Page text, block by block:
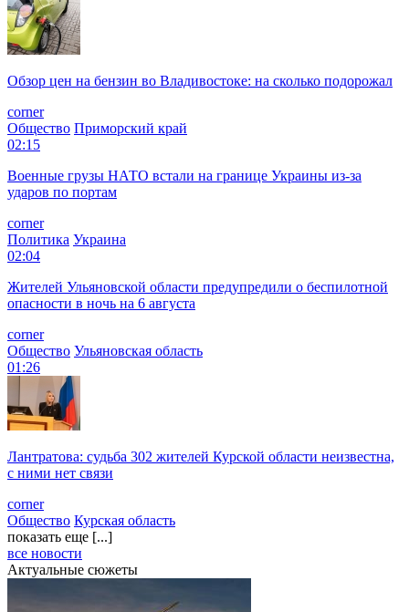
Обзор цен на бензин во Владивостоке: на сколько подорожал
corner
Общество Приморский край
02:15
Военные грузы НАТО встали на границе Украины из-за
ударов по портам
corner
Политика Украина
02:04
Жителей Ульяновской области предупредили о беспилотной
опасности в ночь на 6 августа
corner
Общество Ульяновская область
01:26
Лантратова: судьба 302 жителей Курской области неизвестна,
с ними нет связи
corner
Общество Курская область
показать еще [...]
все новости
Актуальные сюжеты